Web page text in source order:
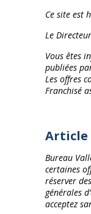
Ce site est
Le
Vous êtes
publiées
Les offres
Franchisé
Article
Bureau
certaines
réserver
générales
acceptez